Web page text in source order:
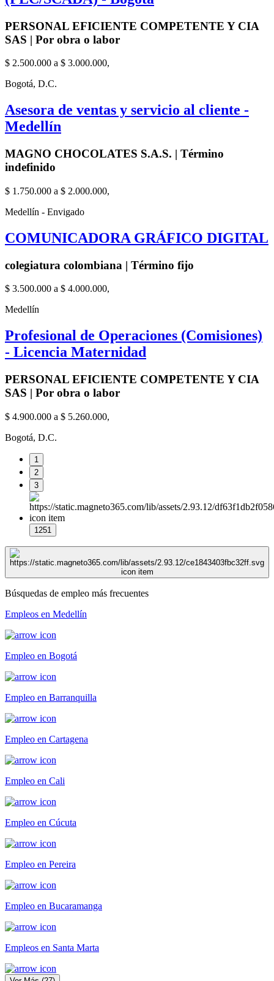
PERSONAL EFICIENTE COMPETENTE Y CIA
SAS | Por obra o labor
$ 2.500.000 a $ 3.000.000,
Bogotá, D.C.
Asesora de ventas y servicio al cliente -
Medellín
MAGNO CHOCOLATES S.A.S. | Término
indefinido
$ 1.750.000 a $ 2.000.000,
Medellín - Envigado
COMUNICADORA GRÁFICO DIGITAL
colegiatura colombiana | Término fijo
$ 3.500.000 a $ 4.000.000,
Medellín
Profesional de Operaciones (Comisiones)
- Licencia Maternidad
PERSONAL EFICIENTE COMPETENTE Y CIA
SAS | Por obra o labor
$ 4.900.000 a $ 5.260.000,
Bogotá, D.C.
1
2
3
1251
Búsquedas de empleo más frecuentes
Empleos en Medellín
Empleo en Bogotá
Empleo en Barranquilla
Empleo en Cartagena
Empleo en Cali
Empleo en Cúcuta
Empleo en Pereira
Empleo en Bucaramanga
Empleos en Santa Marta